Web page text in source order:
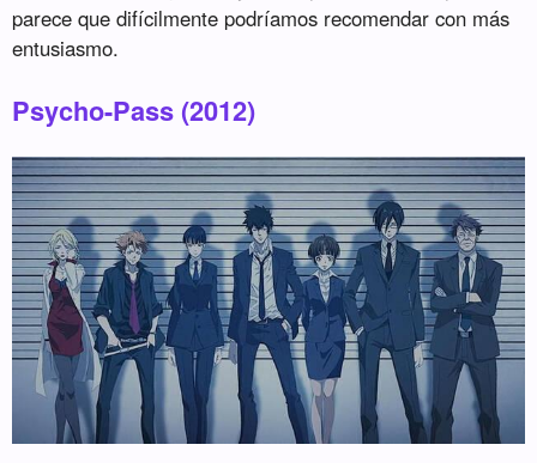
parece que difícilmente podríamos recomendar con más
entusiasmo.
Psycho-Pass (2012)